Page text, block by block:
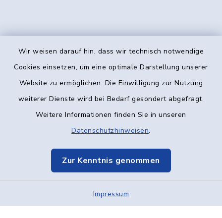
Wir weisen darauf hin, dass wir technisch notwendige
Cookies einsetzen, um eine optimale Darstellung unserer
Website zu ermöglichen. Die Einwilligung zur Nutzung
weiterer Dienste wird bei Bedarf gesondert abgefragt.
Weitere Informationen finden Sie in unseren
Datenschutzhinweisen.
Zur Kenntnis genommen
Impressum
Kontakt
Datenschutz
Elektronische Kommunikation
Sitemap